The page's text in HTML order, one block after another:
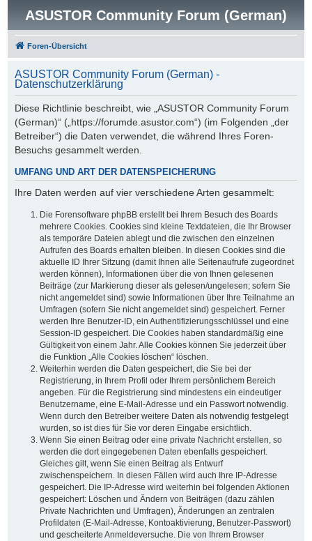
ASUSTOR Community Forum (German)
Foren-Übersicht
ASUSTOR Community Forum (German) -
Datenschutzerklärung
Diese Richtlinie beschreibt, wie „ASUSTOR Community Forum
(German)“ („https://forumde.asustor.com“) (im Folgenden „der
Betreiber“) die Daten verwendet, die während Ihres Foren-
Besuchs gesammelt werden.
UMFANG UND ART DER DATENSPEICHERUNG
Ihre Daten werden auf vier verschiedene Arten gesammelt:
Die Forensoftware phpBB erstellt bei Ihrem Besuch des Boards
mehrere Cookies. Cookies sind kleine Textdateien, die Ihr Browser
als temporäre Dateien ablegt und die zwischen den einzelnen
Aufrufen des Boards erhalten bleiben. In diesen Cookies sind die
aktuelle ID Ihrer Sitzung (damit Ihnen alle Seitenaufrufe zugeordnet
werden können), Informationen über die von Ihnen gelesenen
Beiträge (zur Markierung dieser als gelesen/ungelesen; sofern Sie
nicht angemeldet sind) sowie Informationen über Ihre Teilnahme an
Umfragen (sofern Sie nicht angemeldet sind) gespeichert. Ferner
werden Ihre Benutzer-ID, ein Authentifizierungsschlüssel und eine
Session-ID gespeichert. Die Cookies haben standardmäßig eine
Gültigkeit von einem Jahr. Alle Cookies können Sie jederzeit über
die Funktion „Alle Cookies löschen“ löschen.
Weiterhin werden die Daten gespeichert, die Sie bei der
Registrierung, in Ihrem Profil oder Ihrem persönlichem Bereich
angeben. Für die Registrierung sind mindestens ein eindeutiger
Benutzername, eine E-Mail-Adresse und ein Passwort notwendig.
Wenn durch den Betreiber weitere Daten als notwendig festgelegt
wurden, so ist dies für Sie vor deren Eingabe ersichtlich.
Wenn Sie einen Beitrag oder eine private Nachricht erstellen, so
werden die dort eingegebenen Daten ebenfalls gespeichert.
Gleiches gilt, wenn Sie einen Beitrag als Entwurf
zwischenspeichern. In diesen Fällen wird auch Ihre IP-Adresse
gespeichert. Die IP-Adresse wird weiterhin bei folgenden Aktionen
gespeichert: Löschen und Ändern von Beiträgen (dazu zählen
Private Nachrichten und Umfragen), Änderungen an zentralen
Profildaten (E-Mail-Adresse, Kontoaktivierung, Benutzer-Passwort)
und gescheiterte Anmeldeversuche. Die von Ihrem Browser